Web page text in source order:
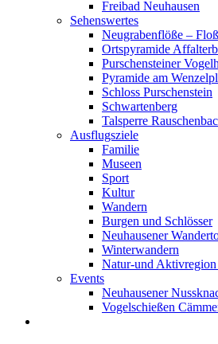
Freibad Neuhausen
Sehenswertes
Neugrabenflöße –
Ortspyramide
Purschensteiner
Pyramide am
Schloss Purschenstein
Schwartenberg
Talsperre
Ausflugsziele
Familie
Museen
Sport
Kultur
Wandern
Burgen und Schlösser
Neuhausener
Winterwandern
Natur-und
Events
Neuhausener
Vogelschießen